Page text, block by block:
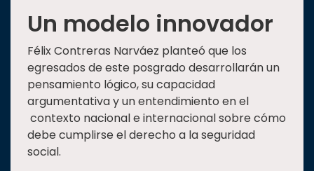
Un modelo innovador
Félix Contreras Narváez planteó que los
egresados de este posgrado desarrollarán un
pensamiento lógico, su capacidad
argumentativa y un entendimiento en el
contexto nacional e internacional sobre cómo
debe cumplirse el derecho a la seguridad
social.